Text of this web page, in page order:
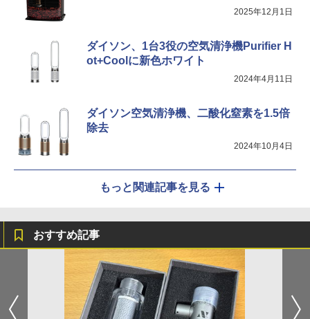
2025年12月1日
ダイソン、1台3役の空気清浄機Purifier H
ot+Coolに新色ホワイト
2024年4月11日
ダイソン空気清浄機、二酸化窒素を1.5倍
除去
2024年10月4日
もっと関連記事を見る
おすすめ記事